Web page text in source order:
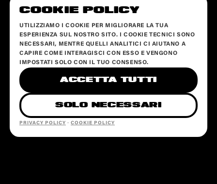
COOKIE POLICY
UTILIZZIAMO I COOKIE PER MIGLIORARE LA TUA
ESPERIENZA SUL NOSTRO SITO. I COOKIE TECNICI SONO
NECESSARI, MENTRE QUELLI ANALITICI CI AIUTANO A
CAPIRE COME INTERAGISCI CON ESSO E VENGONO
IMPOSTATI SOLO CON IL TUO CONSENSO.
ACCETTA TUTTI
SOLO NECESSARI
PRIVACY POLICY · COOKIE POLICY